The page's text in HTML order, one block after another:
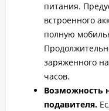
питания.
встроенного
полную
заряженного
часов.
Возможность
подавителя.